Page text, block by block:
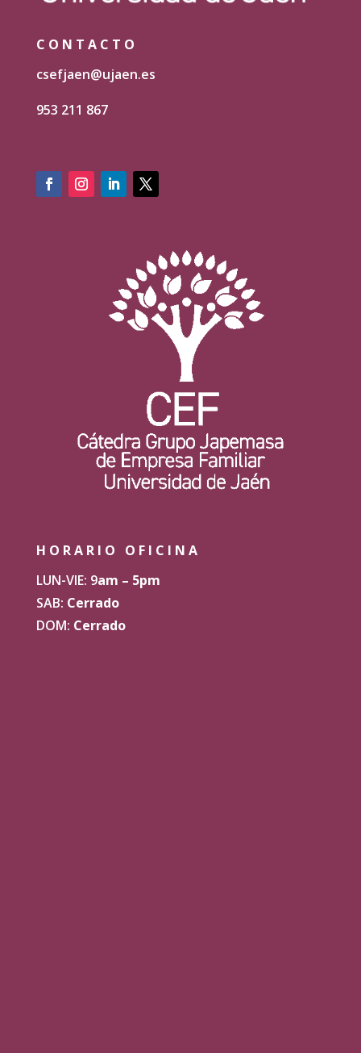
CONTACTO
csefjaen@ujaen.es
953 211 867
HORARIO OFICINA
LUN-VIE: 9am – 5pm
SAB: Cerrado
DOM: Cerrado